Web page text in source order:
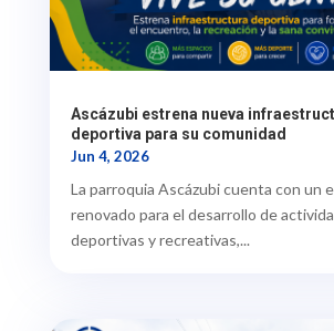
Ascázubi estrena nueva
deportiva para su comunidad
Jun 4, 2026
La parroquia Ascázubi cuenta con un
renovado para el desarrollo de
deportivas y recreativas,...